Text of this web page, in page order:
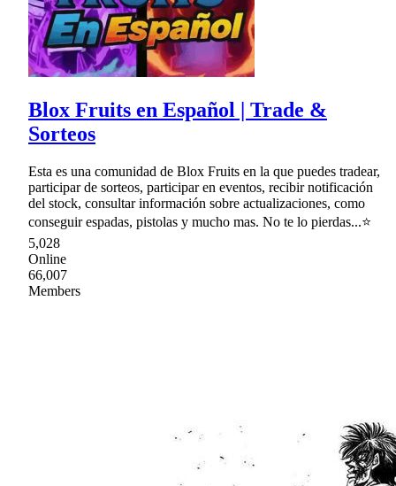
Blox Fruits en Español | Trade &
Sorteos
Esta es una comunidad de Blox Fruits en la que puedes tradear,
participar de sorteos, participar en eventos, recibir notificación
del stock, consultar información sobre actualizaciones, como
conseguir espadas, pistolas y mucho mas. No te lo pierdas...⭐
5,028
Online
66,007
Members